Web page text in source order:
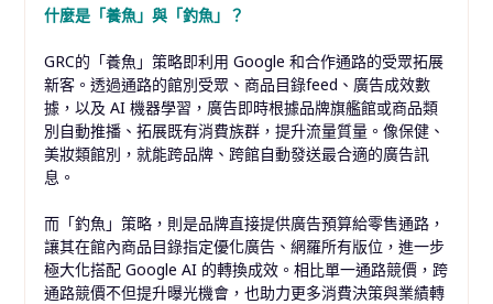
什麼是「養魚」與「釣魚」？
GRC的「養魚」策略即利用 Google 和合作通路的受眾拓展
新客。透過通路的館別受眾、商品目錄feed、廣告成效數
據，以及 AI 機器學習，廣告即時根據品牌旗艦館或商品類
別自動推播、拓展既有消費族群，提升流量質量。像保健、
美妝類館別，就能跨品牌、跨館自動發送最合適的廣告訊
息。
而「釣魚」策略，則是品牌直接提供廣告預算給零售通路，
讓其在館內商品目錄指定優化廣告、網羅所有版位，進一步
極大化搭配 Google AI 的轉換成效。相比單一通路競價，跨
通路競價不但提升曝光機會，也助力更多消費決策與業績轉